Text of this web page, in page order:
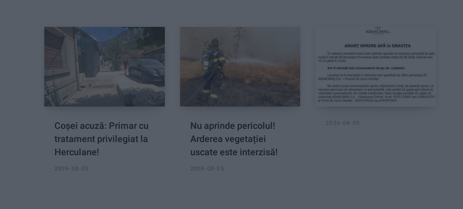
Coșei acuză: Primar cu
tratament privilegiat la
Herculane!
2026-08-05
Nu aprinde pericolul!
Arderea vegetației
uscate este interzisă!
2026-08-05
2026-08-05